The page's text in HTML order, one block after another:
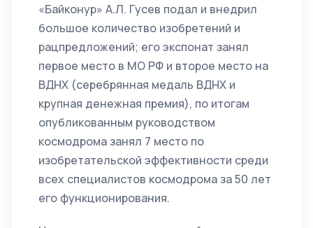
«Байконур» А.Л. Гусев подал и внедрил
большое количество изобретений и
рацпредложений; его экспонат занял
первое место в МО РФ и второе место на
ВДНХ (серебрянная медаль ВДНХ и
крупная денежная премия), по итогам
опубликованным руководством
космодрома занял 7 место по
изобретательской эффективности среди
всех специалистов космодрома за 50 лет
его функционирования.